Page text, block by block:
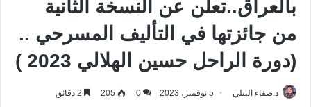
بالعراق..تعلن عن النسخة الثانية
من جائزتها في التأليف المسرحي ..
(دورة الراحل حسين الهلالي 2023 )
د.صفاء البيلي 5 نوفمبر، 2023 0
205